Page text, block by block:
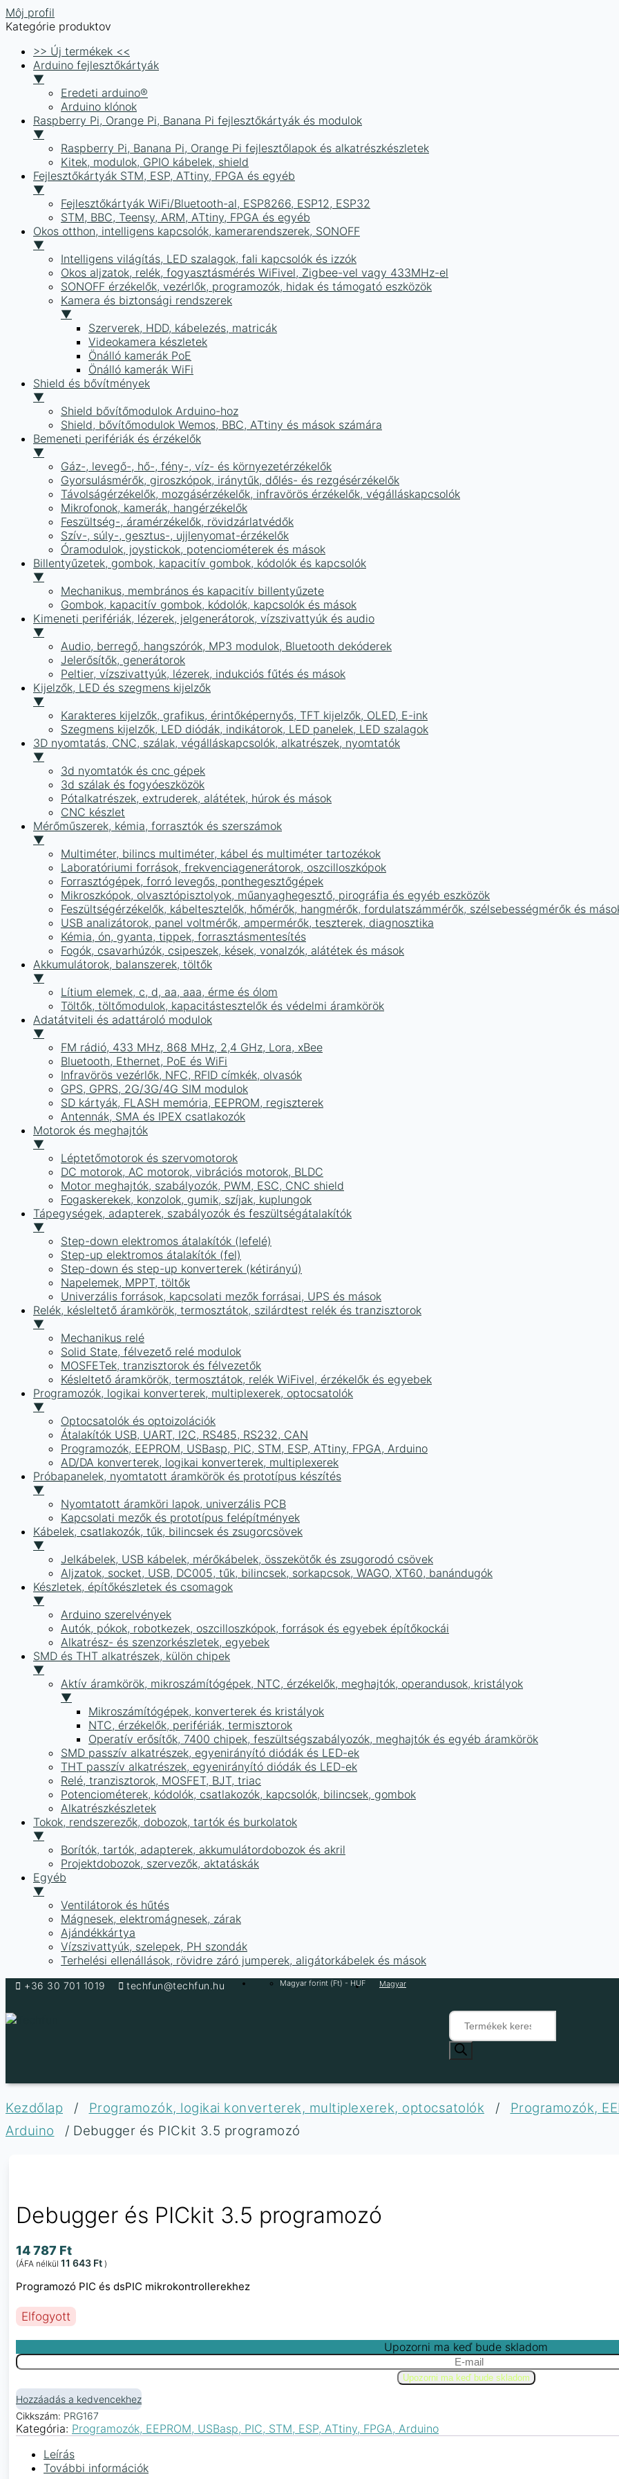
Môj profil
Kategórie produktov
>> Új termékek <<
Arduino fejlesztőkártyák
▼
Eredeti arduino®
Arduino klónok
Raspberry Pi, Orange Pi, Banana Pi fejlesztőkártyák és modulok
▼
Raspberry Pi, Banana Pi, Orange Pi fejlesztőlapok és alkatrészkészletek
Kitek, modulok, GPIO kábelek, shield
Fejlesztőkártyák STM, ESP, ATtiny, FPGA és egyéb
▼
Fejlesztőkártyák WiFi/Bluetooth-al, ESP8266, ESP12, ESP32
STM, BBC, Teensy, ARM, ATtiny, FPGA és egyéb
Okos otthon, intelligens kapcsolók, kamerarendszerek, SONOFF
▼
Intelligens világítás, LED szalagok, fali kapcsolók és izzók
Okos aljzatok, relék, fogyasztásmérés WiFivel, Zigbee-vel vagy 433MHz-el
SONOFF érzékelők, vezérlők, programozók, hidak és támogató eszközök
Kamera és biztonsági rendszerek
▼
Szerverek, HDD, kábelezés, matricák
Videokamera készletek
Önálló kamerák PoE
Önálló kamerák WiFi
Shield és bővítmények
▼
Shield bővítőmodulok Arduino-hoz
Shield, bővítőmodulok Wemos, BBC, ATtiny és mások számára
Bemeneti perifériák és érzékelők
▼
Gáz-, levegő-, hő-, fény-, víz- és környezetérzékelők
Gyorsulásmérők, giroszkópok, iránytűk, dőlés- és rezgésérzékelők
Távolságérzékelők, mozgásérzékelők, infravörös érzékelők, végálláskapcsolók
Mikrofonok, kamerák, hangérzékelők
Feszültség-, áramérzékelők, rövidzárlatvédők
Szív-, súly-, gesztus-, ujjlenyomat-érzékelők
Óramodulok, joystickok, potenciométerek és mások
Billentyűzetek, gombok, kapacitív gombok, kódolók és kapcsolók
▼
Mechanikus, membrános és kapacitív billentyűzete
Gombok, kapacitív gombok, kódolók, kapcsolók és mások
Kimeneti perifériák, lézerek, jelgenerátorok, vízszivattyúk és audio
▼
Audio, berregő, hangszórók, MP3 modulok, Bluetooth dekóderek
Jelerősítők, generátorok
Peltier, vízszivattyúk, lézerek, indukciós fűtés és mások
Kijelzők, LED és szegmens kijelzők
▼
Karakteres kijelzők, grafikus, érintőképernyős, TFT kijelzők, OLED, E-ink
Szegmens kijelzők, LED diódák, indikátorok, LED panelek, LED szalagok
3D nyomtatás, CNC, szálak, végálláskapcsolók, alkatrészek, nyomtatók
▼
3d nyomtatók és cnc gépek
3d szálak és fogyóeszközök
Pótalkatrészek, extruderek, alátétek, húrok és mások
CNC készlet
Mérőműszerek, kémia, forrasztók és szerszámok
▼
Multiméter, bilincs multiméter, kábel és multiméter tartozékok
Laboratóriumi források, frekvenciagenerátorok, oszcilloszkópok
Forrasztógépek, forró levegős, ponthegesztőgépek
Mikroszkópok, olvasztópisztolyok, műanyaghegesztő, pirográfia és egyéb eszközök
Feszültségérzékelők, kábeltesztelők, hőmérők, hangmérők, fordulatszámmérők, szélsebességmérők és
USB analizátorok, panel voltmérők, ampermérők, teszterek, diagnosztika
Kémia, ón, gyanta, tippek, forrasztásmentesítés
Fogók, csavarhúzók, csipeszek, kések, vonalzók, alátétek és mások
Akkumulátorok, balanszerek, töltők
▼
Lítium elemek, c, d, aa, aaa, érme és ólom
Töltők, töltőmodulok, kapacitástesztelők és védelmi áramkörök
Adatátviteli és adattároló modulok
▼
FM rádió, 433 MHz, 868 MHz, 2,4 GHz, Lora, xBee
Bluetooth, Ethernet, PoE és WiFi
Infravörös vezérlők, NFC, RFID címkék, olvasók
GPS, GPRS, 2G/3G/4G SIM modulok
SD kártyák, FLASH memória, EEPROM, regiszterek
Antennák, SMA és IPEX csatlakozók
Motorok és meghajtók
▼
Léptetőmotorok és szervomotorok
DC motorok, AC motorok, vibrációs motorok, BLDC
Motor meghajtók, szabályozók, PWM, ESC, CNC shield
Fogaskerekek, konzolok, gumik, szíjak, kuplungok
Tápegységek, adapterek, szabályozók és feszültségátalakítók
▼
Step-down elektromos átalakítók (lefelé)
Step-up elektromos átalakítók (fel)
Step-down és step-up konverterek (kétirányú)
Napelemek, MPPT, töltők
Univerzális források, kapcsolati mezők forrásai, UPS és mások
Relék, késleltető áramkörök, termosztátok, szilárdtest relék és tranzisztorok
▼
Mechanikus relé
Solid State, félvezető relé modulok
MOSFETek, tranzisztorok és félvezetők
Késleltető áramkörök, termosztátok, relék WiFivel, érzékelők és egyebek
Programozók, logikai konverterek, multiplexerek, optocsatolók
▼
Optocsatolók és optoizolációk
Átalakítók USB, UART, I2C, RS485, RS232, CAN
Programozók, EEPROM, USBasp, PIC, STM, ESP, ATtiny, FPGA, Arduino
AD/DA konverterek, logikai konverterek, multiplexerek
Próbapanelek, nyomtatott áramkörök és prototípus készítés
▼
Nyomtatott áramköri lapok, univerzális PCB
Kapcsolati mezők és prototípus felépítmények
Kábelek, csatlakozók, tűk, bilincsek és zsugorcsövek
▼
Jelkábelek, USB kábelek, mérőkábelek, összekötők és zsugorodó csövek
Aljzatok, socket, USB, DC005, tűk, bilincsek, sorkapcsok, WAGO, XT60, banándugók
Készletek, építőkészletek és csomagok
▼
Arduino szerelvények
Autók, pókok, robotkezek, oszcilloszkópok, források és egyebek építőkockái
Alkatrész- és szenzorkészletek, egyebek
SMD és THT alkatrészek, külön chipek
▼
Aktív áramkörök, mikroszámítógépek, NTC, érzékelők, meghajtók, operandusok, kristályok
▼
Mikroszámítógépek, konverterek és kristályok
NTC, érzékelők, perifériák, termisztorok
Operatív erősítők, 7400 chipek, feszültségszabályozók, meghajtók és egyéb áramkörök
SMD passzív alkatrészek, egyenirányító diódák és LED-ek
THT passzív alkatrészek, egyenirányító diódák és LED-ek
Relé, tranzisztorok, MOSFET, BJT, triac
Potenciométerek, kódolók, csatlakozók, kapcsolók, bilincsek, gombok
Alkatrészkészletek
Tokok, rendszerezők, dobozok, tartók és burkolatok
▼
Borítók, tartók, adapterek, akkumulátordobozok és akril
Projektdobozok, szervezők, aktatáskák
Egyéb
▼
Ventilátorok és hűtés
Mágnesek, elektromágnesek, zárak
Ajándékkártya
Vízszivattyúk, szelepek, PH szondák
Terhelési ellenállások, rövidre záró jumperek, aligátorkábelek és mások
Skip
content
+36 30 701 1019 techfun@techfun.hu Magyar forint (Ft) - HUF Magyar
Ön
ötlete,
a
mi
Products
search
Kezdőlap / Programozók, logikai konverterek, multiplexerek, optocsatolók /
Programozók,
Arduino
/ Debugger és PICkit 3.5 programozó
Debugger és PICkit 3.5 programozó
14 787 Ft
(ÁFA nélkül 11 643 Ft )
Programozó PIC és dsPIC mikrokontrollerekhez
Elfogyott
Upozorni ma keď bude skladom
Hozzáadás a kedvencekhez
Cikkszám: PRG167
Kategória: Programozók, EEPROM, USBasp, PIC, STM, ESP, ATtiny, FPGA, Arduino
Leírás
További információk